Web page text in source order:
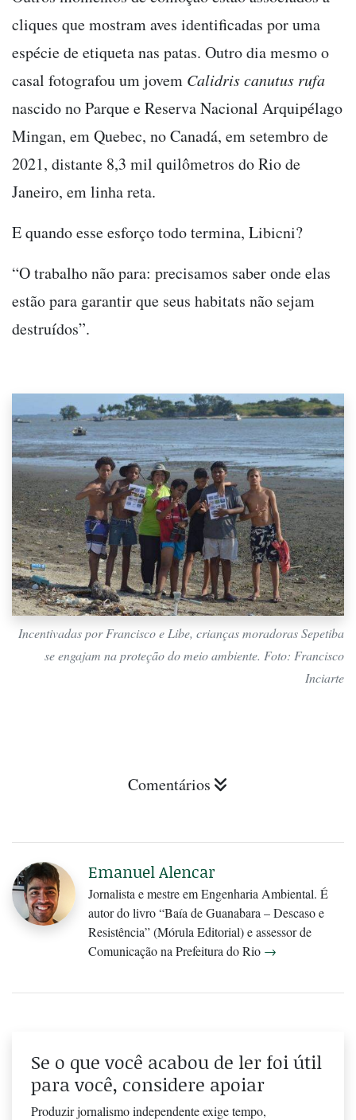
cliques que mostram aves identificadas por uma
espécie de etiqueta nas patas. Outro dia mesmo o
casal fotografou um jovem Calidris canutus rufa
nascido no Parque e Reserva Nacional Arquipélago
Mingan, em Quebec, no Canadá, em setembro de
2021, distante 8,3 mil quilômetros do Rio de
Janeiro, em linha reta.
E quando esse esforço todo termina, Libicni?
“O trabalho não para: precisamos saber onde elas
estão para garantir que seus habitats não sejam
destruídos”.
Incentivadas por Francisco e Libe, crianças moradoras Sepetiba
se engajam na proteção do meio ambiente. Foto: Francisco
Inciarte
Comentários
Emanuel Alencar
Jornalista e mestre em Engenharia Ambiental. É
autor do livro “Baía de Guanabara – Descaso e
Resistência” (Mórula Editorial) e assessor de
Comunicação na Prefeitura do Rio →
Se o que você acabou de ler foi útil
para você, considere apoiar
Produzir jornalismo independente exige tempo,